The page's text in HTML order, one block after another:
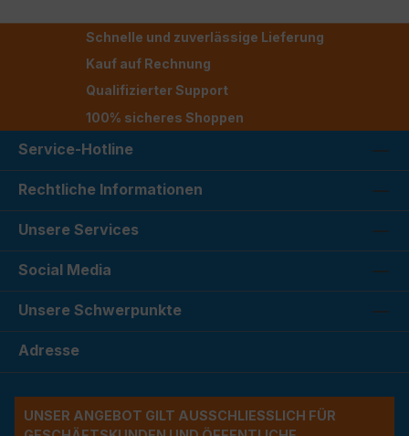
Schnelle und zuverlässige Lieferung
Kauf auf Rechnung
Qualifizierter Support
100% sicheres Shoppen
Service-Hotline
Rechtliche Informationen
Unsere Services
Social Media
Unsere Schwerpunkte
Adresse
UNSER ANGEBOT GILT AUSSCHLIESSLICH FÜR G